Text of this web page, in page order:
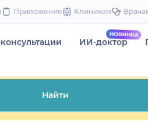
Приложение Клиникам
ИИ-доктор
Найти